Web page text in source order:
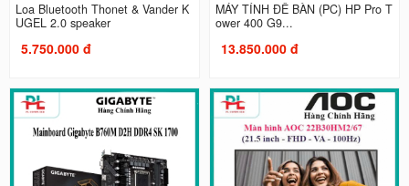
Loa Bluetooth Thonet & Vander K
UGEL 2.0 speaker
5.750.000 đ
MÁY TÍNH ĐỂ BÀN (PC) HP Pro T
ower 400 G9...
13.850.000 đ